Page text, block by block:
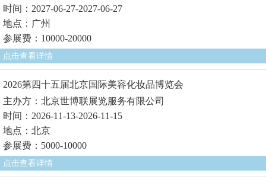
时间：2027-06-27-2027-06-27
地点：广州
参展费：10000-20000
点击查看详情
2026第四十五届北京国际美容化妆品博览会
主办方：北京世博联展览服务有限公司
时间：2026-11-13-2026-11-15
地点：北京
参展费：5000-10000
点击查看详情